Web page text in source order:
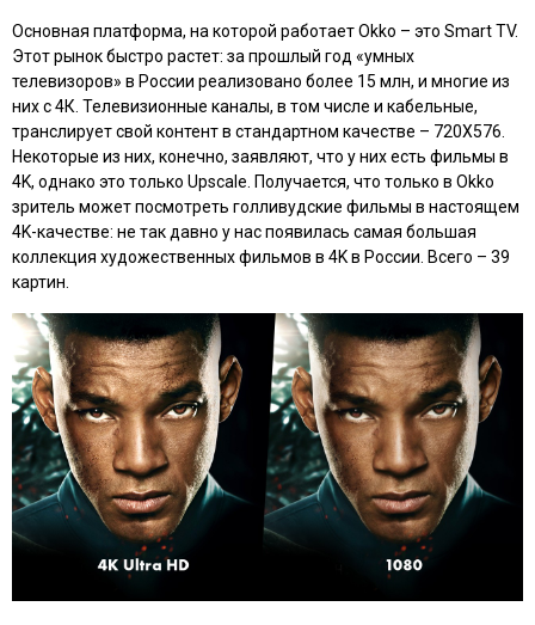
Основная платформа, на которой работает Okko – это Smart TV.
Этот рынок быстро растет: за прошлый год «умных
телевизоров» в России реализовано более 15 млн, и многие из
них с 4К. Телевизионные каналы, в том числе и кабельные,
транслирует свой контент в стандартном качестве – 720Х576.
Некоторые из них, конечно, заявляют, что у них есть фильмы в
4K, однако это только Upscale. Получается, что только в Okko
зритель может посмотреть голливудские фильмы в настоящем
4K-качестве: не так давно у нас появилась самая большая
коллекция художественных фильмов в 4K в России. Всего – 39
картин.